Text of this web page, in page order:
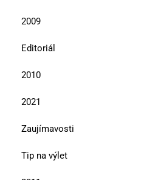
2009
Editoriál
2010
2021
Zaujímavosti
Tip na výlet